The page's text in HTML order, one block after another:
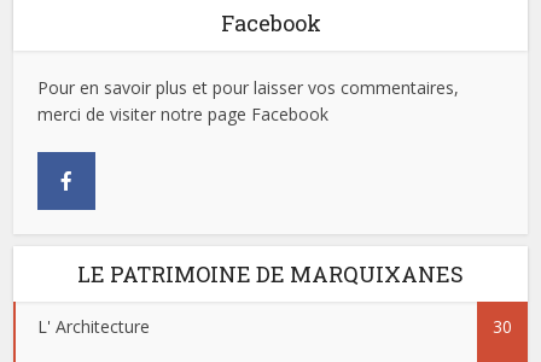
Facebook
Pour en savoir plus et pour laisser vos commentaires,
merci de visiter notre page Facebook
LE PATRIMOINE DE MARQUIXANES
L' Architecture 30